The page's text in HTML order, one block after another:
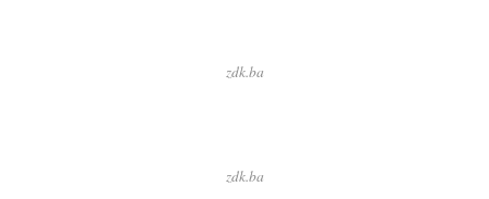
zdk.ba
zdk.ba